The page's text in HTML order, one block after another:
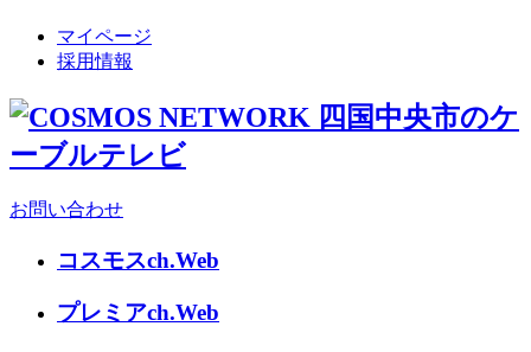
マイページ
採用情報
お問い合わせ
コスモスch.Web
プレミアch.Web